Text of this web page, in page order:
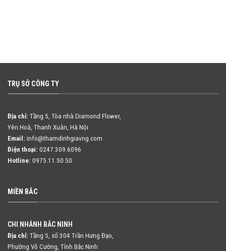
TRỤ SỞ CÔNG TY
Địa chỉ: Tầng 5, Tòa nhà Diamond Flower,
Yên Hoà, Thanh Xuân, Hà Nội
Email: info@thamdinhgiavng.com
Điện thoại: 0247.309.6096
Hotline: 0975.11.50.50
MIỀN BẮC
CHI NHÁNH BẮC NINH
Địa chỉ: Tầng 5, số 304 Trần Hưng Đạo,
Phường Võ Cường, Tỉnh Bắc Ninh